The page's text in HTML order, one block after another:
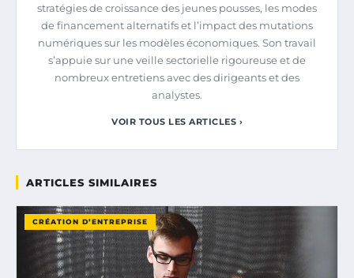
stratégies de croissance des jeunes pousses, les modes
de financement alternatifs et l’impact des mutations
numériques sur les modèles économiques. Son travail
s’appuie sur une veille sectorielle rigoureuse et de
nombreux entretiens avec des dirigeants et des
analystes.
VOIR TOUS LES ARTICLES ›
ARTICLES SIMILAIRES
CRÉATION D’ENTREPRISE